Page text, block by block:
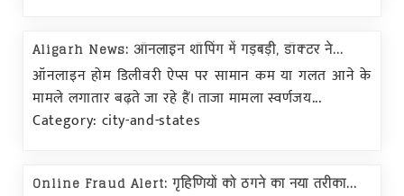
Aligarh News: ऑनलाइन शॉपिंग में गड़बड़ी, डॉक्टर ने...
ऑनलाइन होम डिलीवरी ऐप्स पर सामान कम या गलत आने के
मामले लगातार बढ़ते जा रहे हैं। ताजा मामला स्वर्णजय...
Category: city-and-states
Online Fraud Alert: गृहिणियों को ठगने का नया तरीका...